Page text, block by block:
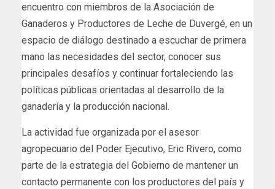
encuentro con miembros de la Asociación de
Ganaderos y Productores de Leche de Duvergé, en un
espacio de diálogo destinado a escuchar de primera
mano las necesidades del sector, conocer sus
principales desafíos y continuar fortaleciendo las
políticas públicas orientadas al desarrollo de la
ganadería y la producción nacional.
La actividad fue organizada por el asesor
agropecuario del Poder Ejecutivo, Eric Rivero, como
parte de la estrategia del Gobierno de mantener un
contacto permanente con los productores del país y